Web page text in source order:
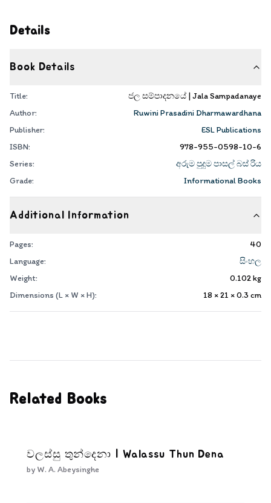
Details
Book Details
Title:
ජල සම්පාදනයේ | Jala Sampadanaye
Author:
Ruwini Prasadini Dharmawardhana
Publisher:
ESL Publications
ISBN:
978-955-0598-10-6
Series:
අරුම පුදුම පාසල් බස් රිය
Grade:
Informational Books
Additional Information
Pages:
40
Language:
සිංහල
Weight:
0.102kg
Dimensions (L × W × H):
18 × 21 × 0.3 cm
Related Books
වලස්සු තුන්දෙනා | Walassu Thun Dena
by W. A. Abeysinghe